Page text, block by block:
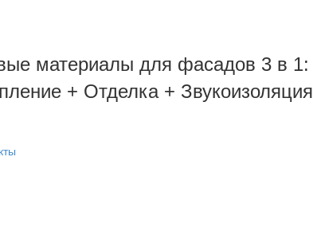
материалы для фасадов 3 в 1:
+ Отделка + Звукоизоляция